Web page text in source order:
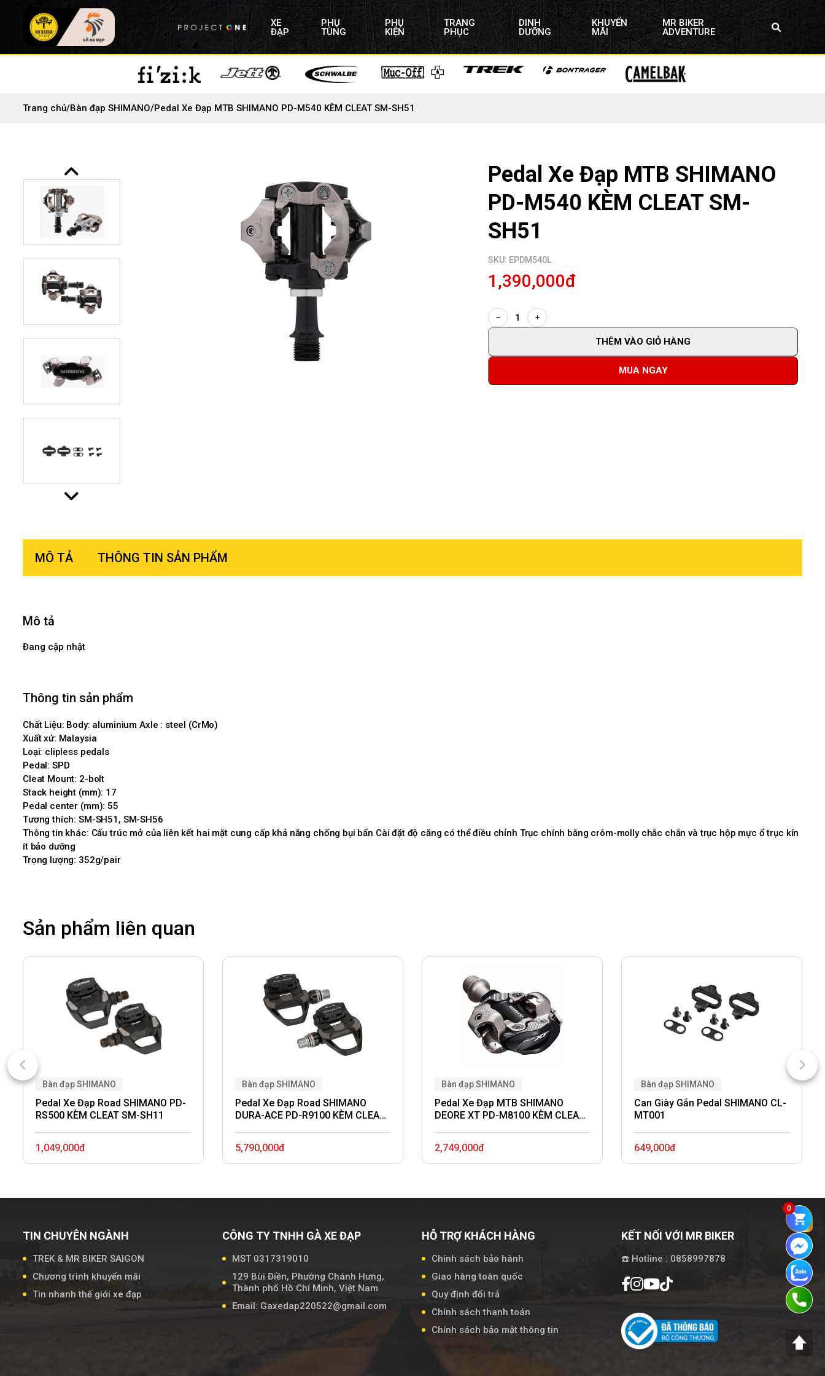
XE
ĐẠP
PHỤ
TÙNG
PHỤ
KIỆN
TRANG
PHỤC
DINH
DƯỠNG
KHUYẾN
MÃI
MR BIKER
ADVENTURE
Trang chủ/Bàn đạp SHIMANO/Pedal Xe Đạp MTB SHIMANO PD-M540 KÈM CLEAT SM-SH51
Pedal Xe Đạp MTB SHIMANO
PD-M540 KÈM CLEAT SM-
SH51
SKU: EPDM540L
1,390,000đ
THÊM VÀO GIỎ HÀNG
MUA NGAY
MÔ TẢ THÔNG TIN SẢN PHẨM
Mô tả
Đang cập nhật
Thông tin sản phẩm
Chất Liệu: Body: aluminium Axle : steel (CrMo)
Xuất xứ: Malaysia
Loại: clipless pedals
Pedal: SPD
Cleat Mount: 2-bolt
Stack height (mm): 17
Pedal center (mm): 55
Tương thích: SM-SH51, SM-SH56
Thông tin khác: Cấu trúc mở của liên kết hai mặt cung cấp khả năng chống bụi bẩn Cài đặt độ căng có thể điều chỉnh Trục chính bằng crôm-molly chắc chắn và trục hộp mực ổ trục kín
ít bảo dưỡng
Trọng lượng: 352g/pair
Sản phẩm liên quan
Bàn đạp SHIMANO
Pedal Xe Đạp Road SHIMANO PD-
RS500 KÈM CLEAT SM-SH11
1,049,000đ
Bàn đạp SHIMANO
Pedal Xe Đạp Road SHIMANO
DURA-ACE PD-R9100 KÈM CLEAT
5,790,000đ
Bàn đạp SHIMANO
Pedal Xe Đạp MTB SHIMANO
DEORE XT PD-M8100 KÈM CLEAT
2,749,000đ
Bàn đạp SHIMANO
Can Giày Gắn Pedal SHIMANO CL-
MT001
649,000đ
TIN CHUYÊN NGÀNH
TREK & MR BIKER SAIGON
Chương trình khuyến mãi
Tin nhanh thế giới xe đạp
CÔNG TY TNHH GÀ XE ĐẠP
MST 0317319010
129 Bùi Điền, Phường Chánh Hưng,
Thành phố Hồ Chí Minh, Việt Nam
Email: Gaxedap220522@gmail.com
HỖ TRỢ KHÁCH HÀNG
Chính sách bảo hành
Giao hàng toàn quốc
Quy định đổi trả
Chính sách thanh toán
Chính sách bảo mật thông tin
KẾT NỐI VỚI MR BIKER
☎️ Hotline : 0858997878
0